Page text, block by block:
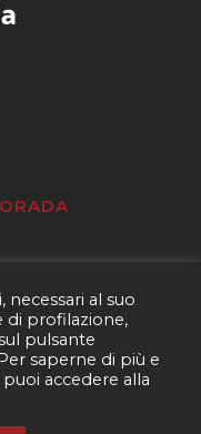
necessari al suo
di profilazione,
pulsante
saperne di più e
accedere alla